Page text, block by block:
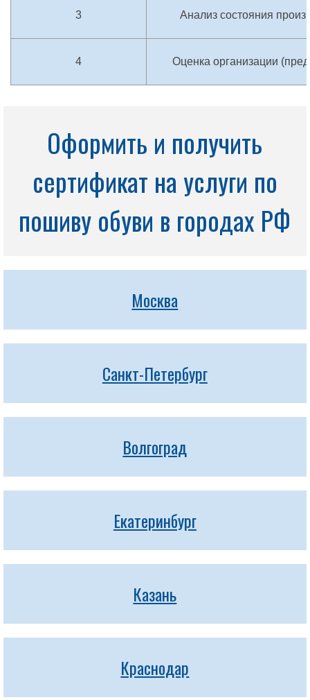
3 Анализ состояния
4 Оценка организации
Оформить и получить
сертификат на услуги по
пошиву обуви в городах РФ
Москва
Санкт-Петербург
Волгоград
Екатеринбург
Казань
Краснодар